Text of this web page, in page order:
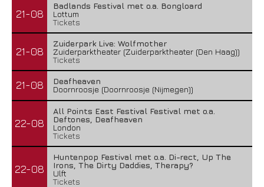
21-08
Badlands Festival met o.a. Bongloard
Lottum
Tickets
21-08
Zuiderpark Live: Wolfmother
Zuiderparktheater (Zuiderparktheater (Den Haag))
Tickets
21-08
Deafheaven
Doornroosje (Doornroosje (Nijmegen))
22-08
All Points East Festival Festival met o.a.
Deftones, Deafheaven
London
Tickets
22-08
Huntenpop Festival met o.a. Di-rect, Up The
Irons, The Dirty Daddies, Therapy?
Ulft
Tickets